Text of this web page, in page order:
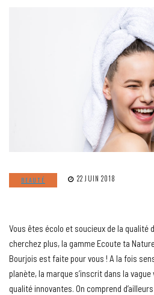
BEAUTÉ 22 JUIN 2018
Vous êtes écolo et soucieux de la qualité
cherchez plus, la gamme Ecoute ta
Bourjois est faite pour vous ! A la fois
planète, la marque s’inscrit dans la
qualité innovantes. On comprend